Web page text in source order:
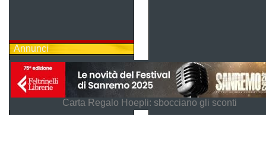
Annunci
Carta Regalo Hoepli: sbocciano gli sconti